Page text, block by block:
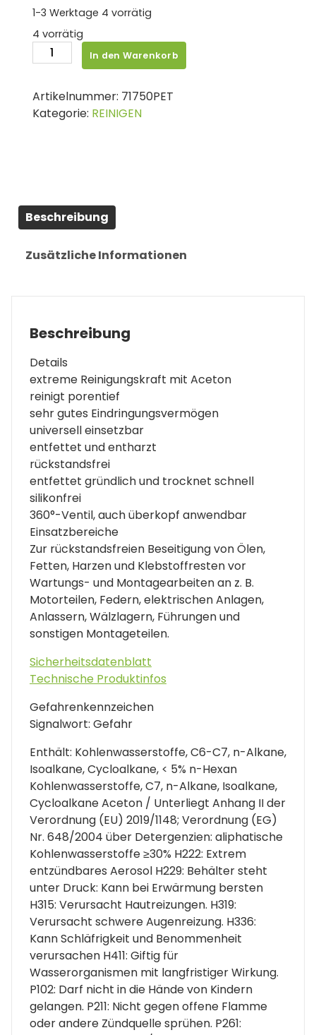
1-3 Werktage 4 vorrätig
4 vorrätig
Petec
INDUSTRIE-,
&
TEILEREINIGER
In den Warenkorb
Artikelnummer: 71750PET
Kategorie: REINIGEN
Beschreibung
Zusätzliche Informationen
Beschreibung
Details
extreme Reinigungskraft mit Aceton
reinigt porentief
sehr gutes Eindringungsvermögen
universell einsetzbar
entfettet und entharzt
rückstandsfrei
entfettet gründlich und trocknet schnell
silikonfrei
360°-Ventil, auch überkopf anwendbar
Einsatzbereiche
Zur rückstandsfreien Beseitigung von Ölen,
Fetten, Harzen und Klebstoffresten vor
Wartungs- und Montagearbeiten an z. B.
Motorteilen, Federn, elektrischen Anlagen,
Anlassern, Wälzlagern, Führungen und
sonstigen Montageteilen.
Sicherheitsdatenblatt
Technische Produktinfos
Gefahrenkennzeichen
Signalwort: Gefahr
Enthält: Kohlenwasserstoffe, C6-C7, n-Alkane,
Isoalkane, Cycloalkane, < 5% n-Hexan
Kohlenwasserstoffe, C7, n-Alkane, Isoalkane,
Cycloalkane Aceton / Unterliegt Anhang II der
Verordnung (EU) 2019/1148; Verordnung (EG)
Nr. 648/2004 über Detergenzien: aliphatische
Kohlenwasserstoffe ≥30% H222: Extrem
entzündbares Aerosol H229: Behälter steht
unter Druck: Kann bei Erwärmung bersten
H315: Verursacht Hautreizungen. H319:
Verursacht schwere Augenreizung. H336:
Kann Schläfrigkeit und Benommenheit
verursachen H411: Giftig für
Wasserorganismen mit langfristiger Wirkung.
P102: Darf nicht in die Hände von Kindern
gelangen. P211: Nicht gegen offene Flamme
oder andere Zündquelle sprühen. P261: